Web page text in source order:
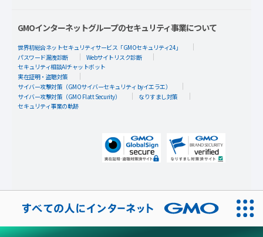
GMOインターネットグループのセキュリティ事業について
世界初総合ネットセキュリティサービス「GMOセキュリティ24」
パスワード漏洩診断
Webサイトリスク診断
セキュリティ相談AIチャットボット
実在証明・盗聴対策
サイバー攻撃対策（GMOサイバーセキュリティ byイエラエ）
サイバー攻撃対策（GMO Flatt Security）
なりすまし対策
セキュリティ事業の軌跡